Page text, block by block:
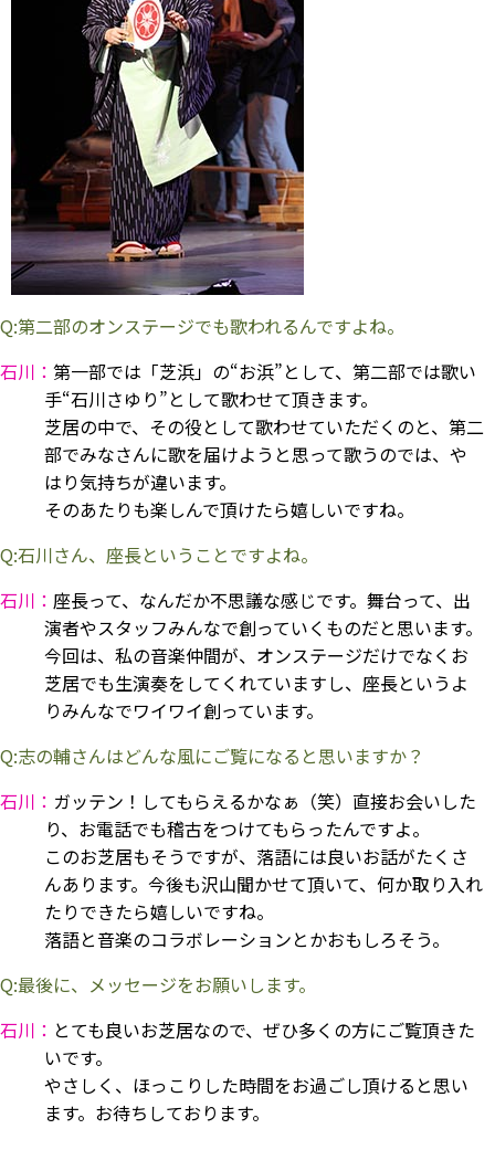
Q:第二部のオンステージでも歌われるんですよね。
石川： 第一部では「芝浜」の“お浜”として、第二部では歌い
手“石川さゆり”として歌わせて頂きます。
芝居の中で、その役として歌わせていただくのと、第二
部でみなさんに歌を届けようと思って歌うのでは、や
はり気持ちが違います。
そのあたりも楽しんで頂けたら嬉しいですね。
Q:石川さん、座長ということですよね。
石川： 座長って、なんだか不思議な感じです。舞台って、出
演者やスタッフみんなで創っていくものだと思います。
今回は、私の音楽仲間が、オンステージだけでなくお
芝居でも生演奏をしてくれていますし、座長というよ
りみんなでワイワイ創っています。
Q:志の輔さんはどんな風にご覧になると思いますか？
石川： ガッテン！してもらえるかなぁ（笑）直接お会いした
り、お電話でも稽古をつけてもらったんですよ。
このお芝居もそうですが、落語には良いお話がたくさ
んあります。今後も沢山聞かせて頂いて、何か取り入れ
たりできたら嬉しいですね。
落語と音楽のコラボレーションとかおもしろそう。
Q:最後に、メッセージをお願いします。
石川： とても良いお芝居なので、ぜひ多くの方にご覧頂きた
いです。
やさしく、ほっこりした時間をお過ごし頂けると思い
ます。お待ちしております。